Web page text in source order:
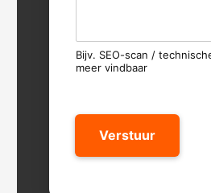
Bijv. SEO-scan /
meer vindbaar
Verstuur